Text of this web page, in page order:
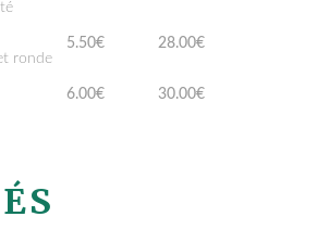
ronde
5.50€ 28.00€
6.00€ 30.00€